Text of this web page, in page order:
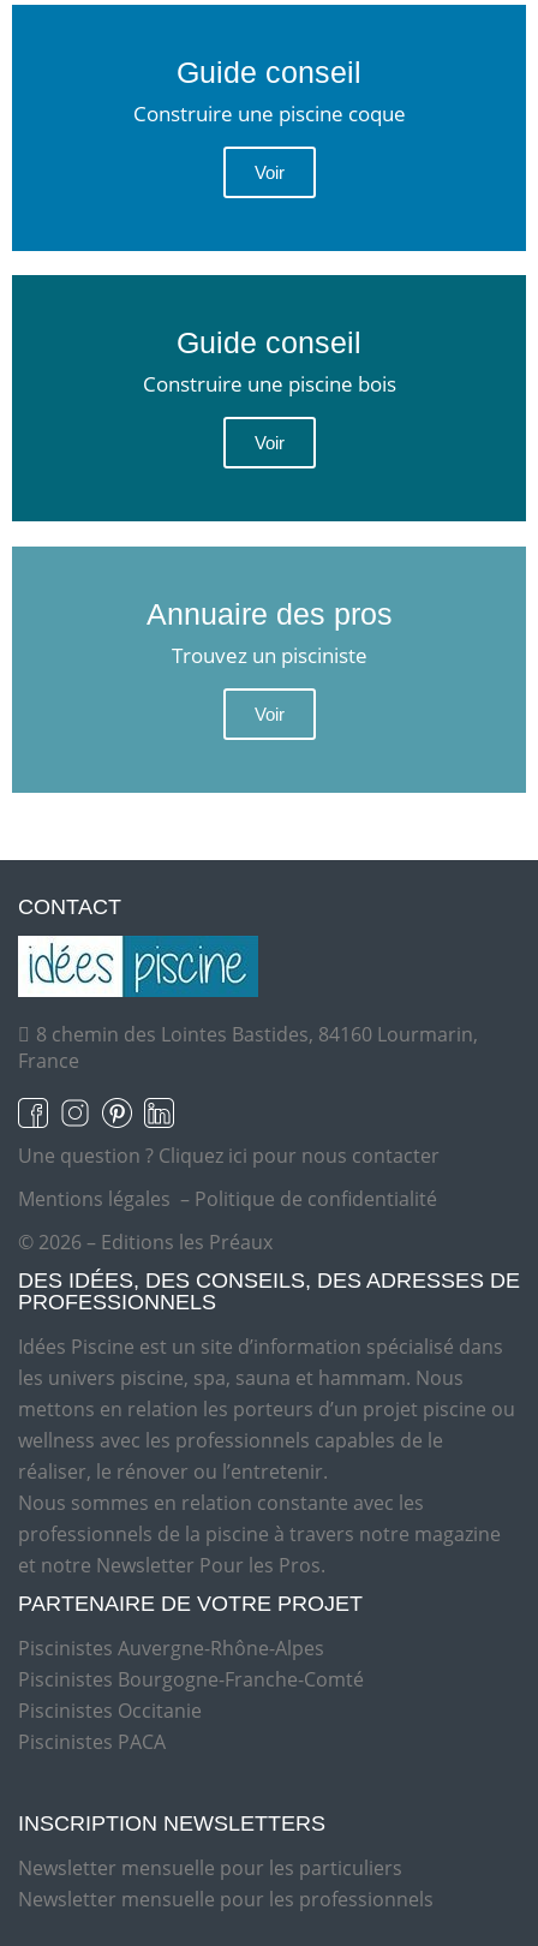
Guide conseil
Construire une piscine coque
Voir
Guide conseil
Construire une piscine bois
Voir
Annuaire des pros
Trouvez un pisciniste
Voir
CONTACT
8 chemin des Lointes Bastides, 84160 Lourmarin,
France
Une question ? Cliquez ici pour nous contacter
Mentions légales – Politique de confidentialité
© 2026 – Editions les Préaux
DES IDÉES, DES CONSEILS, DES ADRESSES DE
PROFESSIONNELS
Idées Piscine est un site d’information spécialisé dans
les univers piscine, spa, sauna et hammam. Nous
mettons en relation les porteurs d’un projet piscine ou
wellness avec les professionnels capables de le
réaliser, le rénover ou l’entretenir.
Nous sommes en relation constante avec les
professionnels de la piscine à travers notre magazine
et notre Newsletter Pour les Pros.
PARTENAIRE DE VOTRE PROJET
Piscinistes Auvergne-Rhône-Alpes
Piscinistes Bourgogne-Franche-Comté
Piscinistes Occitanie
Piscinistes PACA
INSCRIPTION NEWSLETTERS
Newsletter mensuelle pour les particuliers
Newsletter mensuelle pour les professionnels